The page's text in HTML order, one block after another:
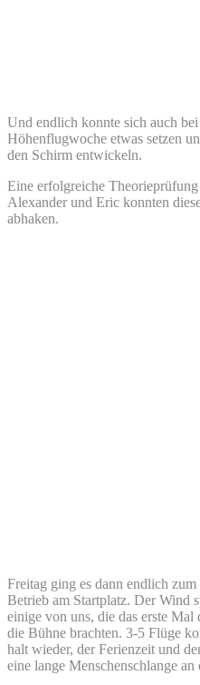
Und endlich konnte sich auch bei
Höhenflugwoche etwas setzen
den Schirm entwickeln.
Eine erfolgreiche
Alexander und Eric konnten
abhaken.
Freitag ging es dann endlich
Betrieb am Startplatz. Der Wind
einige von uns, die das erste Mal
die Bühne brachten. 3-5 Flüge
halt wieder, der Ferienzeit und
eine lange Menschenschlange an